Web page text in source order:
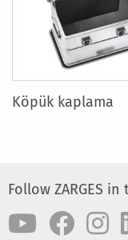
Köpük kaplama
Follow ZARGES